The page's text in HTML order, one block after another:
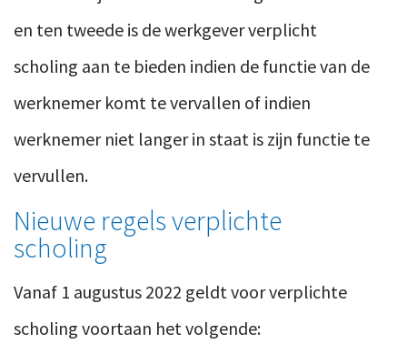
en ten tweede is de werkgever verplicht
scholing aan te bieden indien de functie van de
werknemer komt te vervallen of indien
werknemer niet langer in staat is zijn functie te
vervullen.
Nieuwe regels verplichte
scholing
Vanaf 1 augustus 2022 geldt voor verplichte
scholing voortaan het volgende: